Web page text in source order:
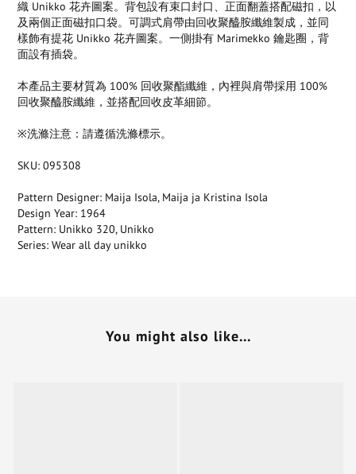
織 Unikko 花卉圖案。背包設有束口封口、正面翻蓋搭配磁扣，以
及兩個正面磁扣口袋。可調式肩帶由回收聚醯胺纖維製成，並同
樣飾有提花 Unikko 花卉圖案。一側掛有 Marimekko 鑰匙圈，背
面設有插袋。
本產品主要材質為 100% 回收聚酯纖維，內裡與肩帶採用 100%
回收聚醯胺纖維，並搭配回收皮革細節。
※洗滌注意：請遵循洗滌標示。
SKU: 095308
Pattern Designer: Maija Isola, Maija ja Kristina Isola
Design Year: 1964
Pattern: Unikko 320, Unikko
Series: Wear all day unikko
You might also like...